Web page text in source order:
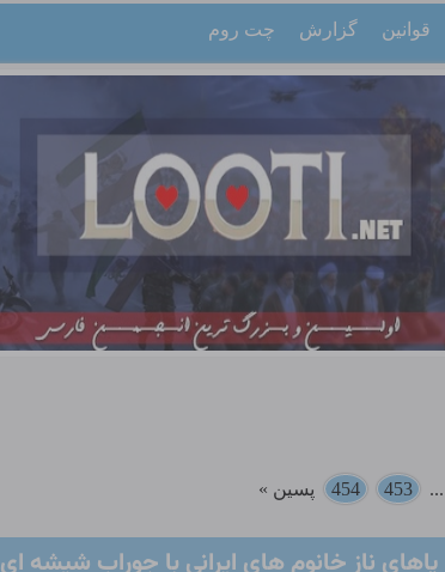
قوانین گزارش چت روم
...
453
454 پسین »
پاهای ناز خانوم های ایرانی با جوراب شیشه ای